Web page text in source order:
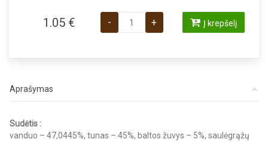
1.05 € -
produkto kiekis: Lovely Hunter
+ Į krepšelį
Aprašymas
Sudėtis :
vanduo – 47,0445%, tunas – 45%, baltos žuvys – 5%, saulėgrąžų